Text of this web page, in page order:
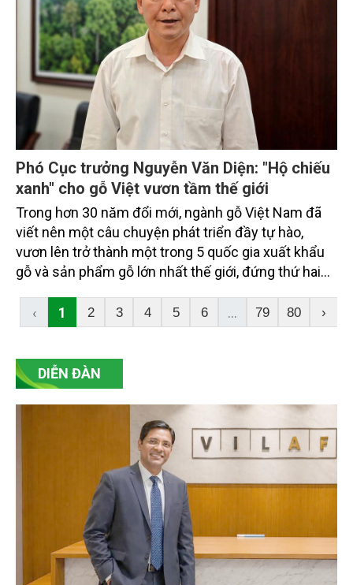
Phó Cục trưởng Nguyễn Văn Diện: "Hộ chiếu
xanh" cho gỗ Việt vươn tầm thế giới
Trong hơn 30 năm đổi mới, ngành gỗ Việt Nam đã
viết nên một câu chuyện phát triển đầy tự hào,
vươn lên trở thành một trong 5 quốc gia xuất khẩu
gỗ và sản phẩm gỗ lớn nhất thế giới, đứng thứ hai
mặt trên 140 quốc gia và vùng lãnh thổ.
‹ 1 2 3 4 5 6 ... 79 80 ›
DIỄN ĐÀN